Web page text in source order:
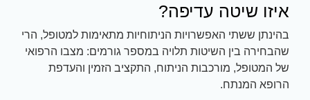
איזו שיטה עדיפה?
בהינתן ששתי האפשרויות הניתוחיות מתאימות למטופל, הרי
שהבחירה בין השיטות תלויה במספר גורמים: מצבו הרפואי
של המטופל, מורכבות הניתוח, התקציב הזמין והעדפת
הרופא המנתח.